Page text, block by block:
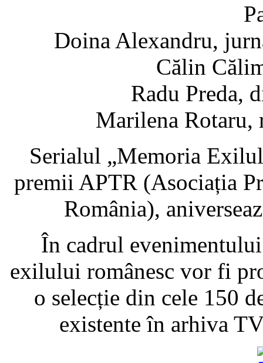
Doina Alexandru,
Călin
Radu Preda,
Marilena Rotaru,
Serialul „Memoria
premii APTR (Asociația
România),
În cadrul
exilului românesc vor fi
o selecție din cele 150
existente în arhiva